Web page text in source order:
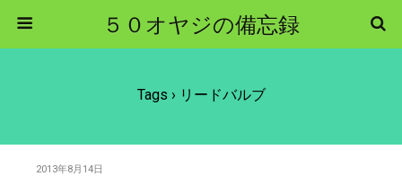
５０オヤジの備忘録
Tags › リードバルブ
2013年8月14日